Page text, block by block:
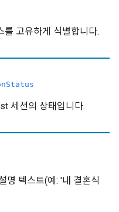
를 고유하게 식별합니다.
세션의 상태입니다.
명 텍스트(예: '내 결혼식